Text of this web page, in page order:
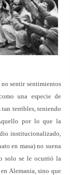
sentir sentimientos
una especie de
terribles, teniendo
por lo que la
institucionalizado,
en masa) no suena
solo se le ocurrió la
Alemania, sino que